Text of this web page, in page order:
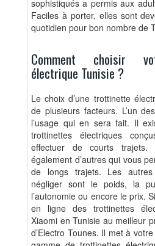
sophistiqués a permis aux
Faciles à porter, elles sont
quotidien pour bon nombre de
Comment choisir
électrique Tunisie ?
Le choix d’une trottinette
de plusieurs facteurs. L’un
l’usage qui en sera fait. Il
trottinettes électriques
effectuer de courts trajets.
également d’autres qui vous
de longs trajets. Les
négliger sont le poids, la
l’autonomie ou encore le prix.
en ligne des trottinettes
Xiaomi en Tunisie au meilleur
d’Electro Tounes. Il met à